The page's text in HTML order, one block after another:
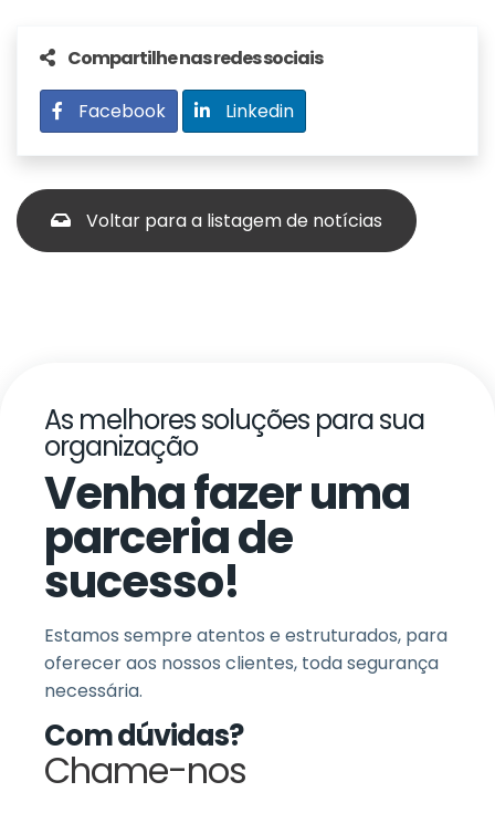
Compartilhe nas redes sociais
Facebook Linkedin
Voltar para a listagem de notícias
As melhores soluções para sua
organização
Venha fazer uma
parceria de
sucesso!
Estamos sempre atentos e estruturados, para
oferecer aos nossos clientes, toda segurança
necessária.
Com dúvidas?
Chame-nos